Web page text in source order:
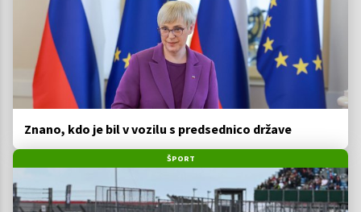
Znano, kdo je bil v vozilu s predsednico države
ŠPORT